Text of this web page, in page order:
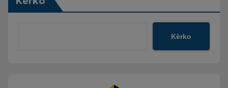
Kërko